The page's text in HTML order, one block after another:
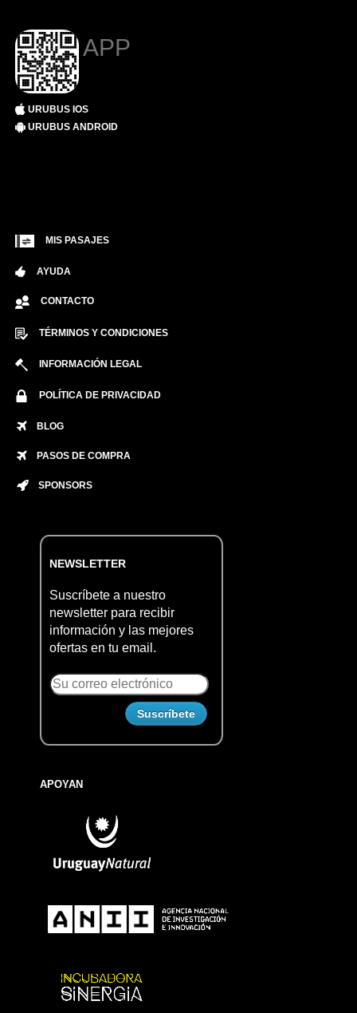
APP
URUBUS IOS
URUBUS ANDROID
MIS PASAJES
AYUDA
CONTACTO
TÉRMINOS Y CONDICIONES
INFORMACIÓN LEGAL
POLÍTICA DE PRIVACIDAD
BLOG
PASOS DE COMPRA
SPONSORS
NEWSLETTER
Suscríbete a nuestro
newsletter para recibir
información y las mejores
ofertas en tu email.
APOYAN